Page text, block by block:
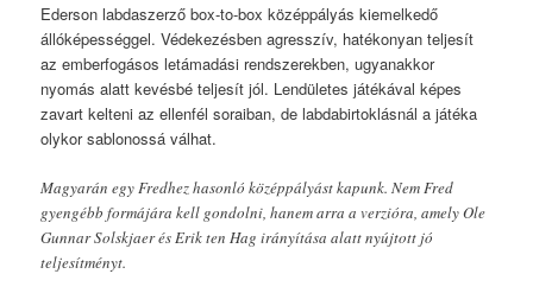
Ederson labdaszerző box-to-box középpályás kiemelkedő
állóképességgel. Védekezésben agresszív, hatékonyan teljesít
az emberfogásos letámadási rendszerekben, ugyanakkor
nyomás alatt kevésbé teljesít jól. Lendületes játékával képes
zavart kelteni az ellenfél soraiban, de labdabirtoklásnál a játéka
olykor sablonossá válhat.
Magyarán egy Fredhez hasonló középpályást kapunk. Nem Fred
gyengébb formájára kell gondolni, hanem arra a verzióra, amely Ole
Gunnar Solskjaer és Erik ten Hag irányítása alatt nyújtott jó
teljesítményt.